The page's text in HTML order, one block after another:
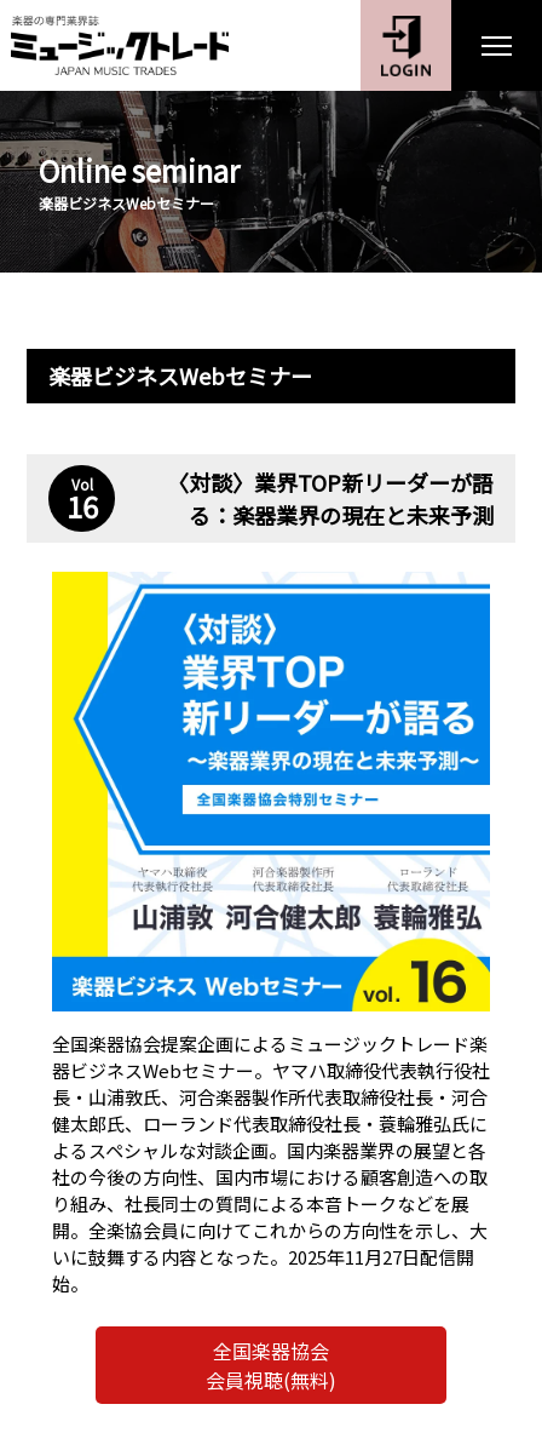
Online seminar
楽器ビジネスWebセミナー
楽器ビジネスWebセミナー
Vol
16
〈対談〉業界TOP新リーダーが語
る：楽器業界の現在と未来予測
全国楽器協会提案企画によるミュージックトレード楽
器ビジネスWebセミナー。ヤマハ取締役代表執行役社
長・山浦敦氏、河合楽器製作所代表取締役社長・河合
健太郎氏、ローランド代表取締役社長・蓑輪雅弘氏に
よるスペシャルな対談企画。国内楽器業界の展望と各
社の今後の方向性、国内市場における顧客創造への取
り組み、社長同士の質問による本音トークなどを展
開。全楽協会員に向けてこれからの方向性を示し、大
いに鼓舞する内容となった。2025年11月27日配信開
始。
全国楽器協会
会員視聴(無料)